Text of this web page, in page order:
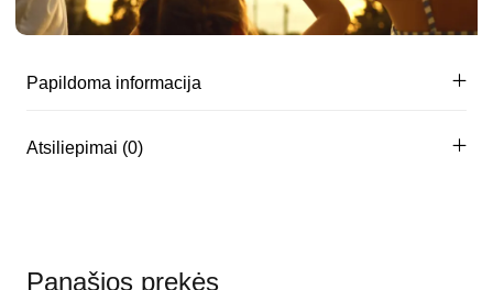
Papildoma informacija
Atsiliepimai (0)
Panašios prekės